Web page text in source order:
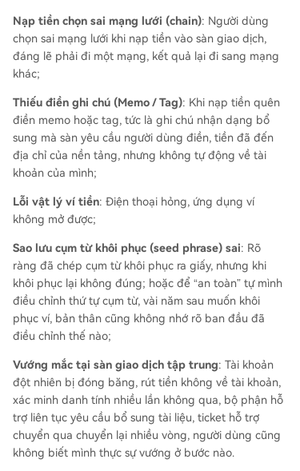
uyên nghiệp thường không hứa hẹn 100% thành
công mà sẽ đánh giá tính khả thi dựa trên từng
tình huống cụ thể. Tác giả thông báo đã hợp tác
với một nhóm chuyên nghiệp trong lĩnh vực này
ường hợp gặp phải những v...
Nạp tiền chọn sai mạng lưới (chain): Người dùng
chọn sai mạng lưới khi nạp tiền vào sàn giao dịch,
đáng lẽ phải đi một mạng, kết quả lại đi sang mạng
khác;
Thiếu điền ghi chú (Memo / Tag): Khi nạp tiền quên
điền memo hoặc tag, tức là ghi chú nhận dạng bổ
sung mà sàn yêu cầu người dùng điền, tiền đã đến
địa chỉ của nền tảng, nhưng không tự động về tài
khoản của mình;
Lỗi vật lý ví tiền: Điện thoại hỏng, ứng dụng ví
không mở được;
Sao lưu cụm từ khôi phục (seed phrase) sai: Rõ
ràng đã chép cụm từ khôi phục ra giấy, nhưng khi
khôi phục lại không đúng; hoặc để “an toàn” tự mình
điều chỉnh thứ tự cụm từ, vài năm sau muốn khôi
phục ví, bản thân cũng không nhớ rõ ban đầu đã
điều chỉnh thế nào;
Vướng mắc tại sàn giao dịch tập trung: Tài khoản
đột nhiên bị đóng băng, rút tiền không về tài khoản,
xác minh danh tính nhiều lần không qua, bộ phận hỗ
trợ liên tục yêu cầu bổ sung tài liệu, ticket hỗ trợ
chuyển qua chuyển lại nhiều vòng, người dùng cũng
không biết mình thực sự vướng ở bước nào.